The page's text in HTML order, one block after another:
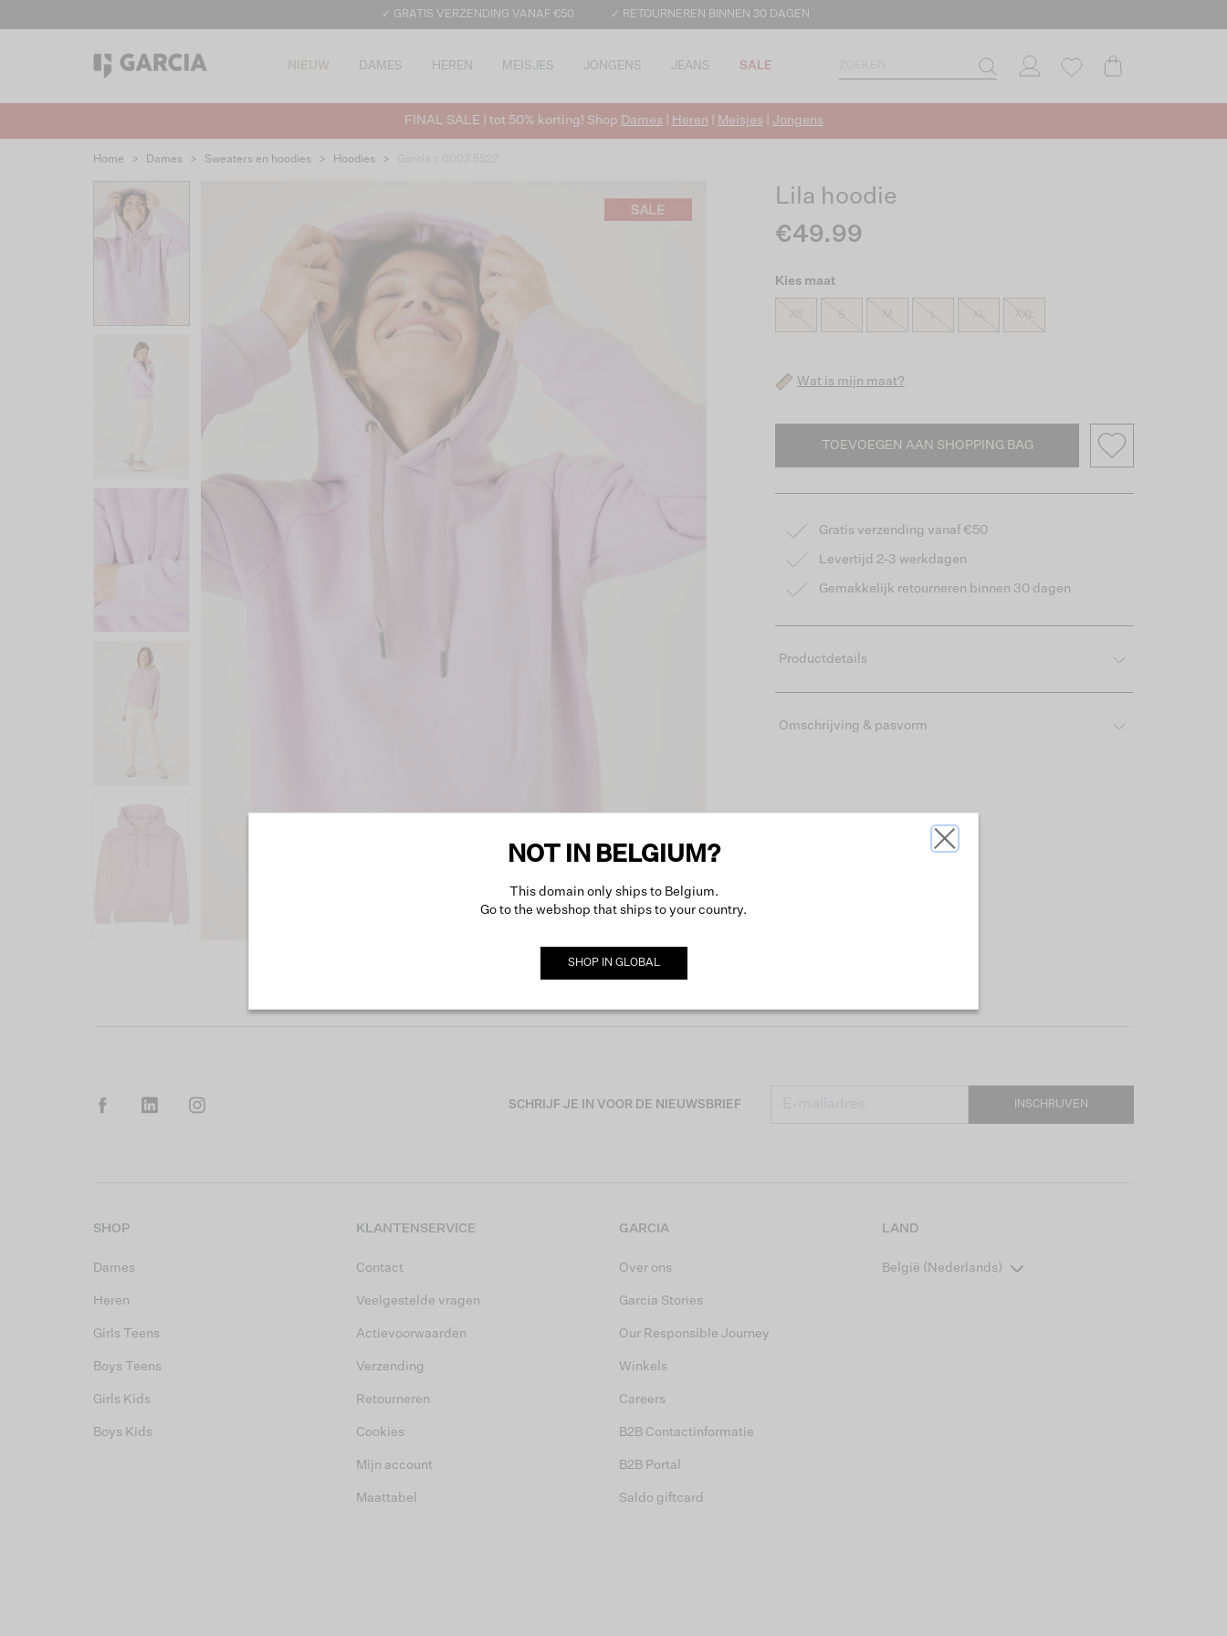
✓ GRATIS VERZENDING VANAF €50 ✓ RETOURNEREN BINNEN 30 DAGEN
NIEUW DAMES HEREN MEISJES JONGENS JEANS SALE
FINAL SALE | tot 50% korting! Shop Dames Heren Meisjes Jongens
Home > Dames > Sweaters en hoodies > Hoodies >
Lila hoodie
€49.99
Kies maat
XS M XL XXL
Wat is mijn maat?
TOEVOEGEN AAN SHOPPING BAG
Gratis verzending vanaf €50
Levertijd 2-3 werkdagen
Gemakkelijk retourneren binnen 30 dagen
Productdetails
Omschrijving & pasvorm
SCHRIJF JE IN VOOR DE NIEUWSBRIEF INSCHRIJVEN
SHOP
Dames
Heren
Girls Teens
Boys Teens
Girls Kids
Boys Kids
KLANTENSERVICE
Contact
Veelgestelde vragen
Actievoorwaarden
Verzending
Retourneren
Cookies
Mijn account
Maattabel
GARCIA
Over ons
Garcia Stories
Our Responsible Journey
Winkels
Careers
B2B Contactinformatie
B2B Portal
Saldo giftcard
LAND
België (Nederlands)
NOT IN BELGIUM?
This domain only ships to Belgium.
Go to the webshop that ships to your country.
SHOP IN GLOBAL